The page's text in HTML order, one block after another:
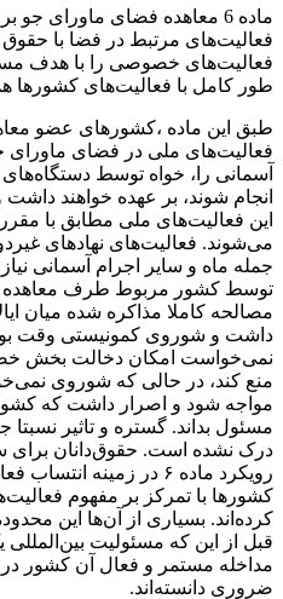
ماده 6 معاهده فضای ماورای
فعالیت‌های مرتبط در فضا با
فعالیت‌های خصوصی را با هدف
طور کامل با فعالیت‌های کشورها
طبق این ماده ،کشورهای عضو
فعالیت‌های ملی در فضای ماورای
آسمانی را، خواه توسط دستگاه‌های
انجام شوند، بر عهده خواهند
این فعالیت‌های ملی مطابق با
می‌شوند. فعالیت‌های نهادهای
جمله ماه و سایر اجرام آسمانی
توسط کشور مربوط طرف معاهده
مصالحه کاملا مذاکره‌ شده میان
داشت و شوروی کمونیستی وقت
نمی‌خواست امکان دخالت بخش
منع کند، در حالی که شوروی
مواجه شود و اصرار داشت که
مسئول بداند. گستره و تاثیر نسبتا
درک نشده است. حقوق‌دانان برای
رویکرد ماده ۶ در زمینه
کشورها با تمرکز بر مفهوم
کرده‌اند. بسیاری از آن‌ها این
قبل از این که مسئولیت بین‌المللی
مداخله مستمر و فعال آن کشور
ضروری دانسته‌اند.